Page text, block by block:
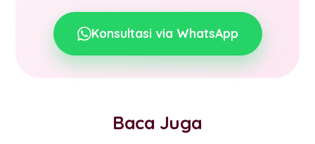
Konsultasi via WhatsApp
Baca Juga